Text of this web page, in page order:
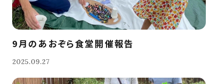
9月のあおぞら食堂開催報告
2025.09.27